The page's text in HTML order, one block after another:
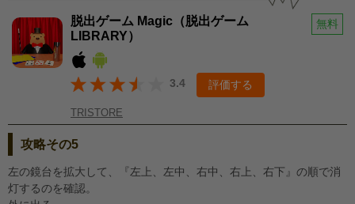
脱出ゲーム Magic（脱出ゲーム
LIBRARY）
無料
3.4 評価する
TRISTORE
攻略その5
左の鏡台を拡大して、『左上、左中、右中、右上、右下』の順で消
灯するのを確認。